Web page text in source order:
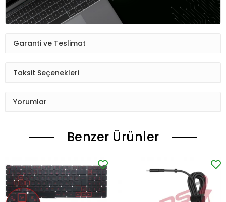
Garanti ve Teslimat
Taksit Seçenekleri
Yorumlar
Benzer Ürünler